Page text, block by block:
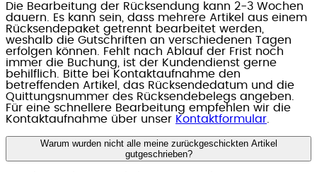
Die Bearbeitung der Rücksendung kann 2-3 Wochen
dauern. Es kann sein, dass mehrere Artikel aus einem
Rücksendepaket getrennt bearbeitet werden,
weshalb die Gutschriften an verschiedenen Tagen
erfolgen können. Fehlt nach Ablauf der Frist noch
immer die Buchung, ist der Kundendienst gerne
behilflich. Bitte bei Kontaktaufnahme den
betreffenden Artikel, das Rücksendedatum und die
Quittungsnummer des Rücksendebelegs angeben.
Für eine schnellere Bearbeitung empfehlen wir die
Kontaktaufnahme über unser Kontaktformular.
Warum wurden nicht alle meine zurückgeschickten Artikel
gutgeschrieben?